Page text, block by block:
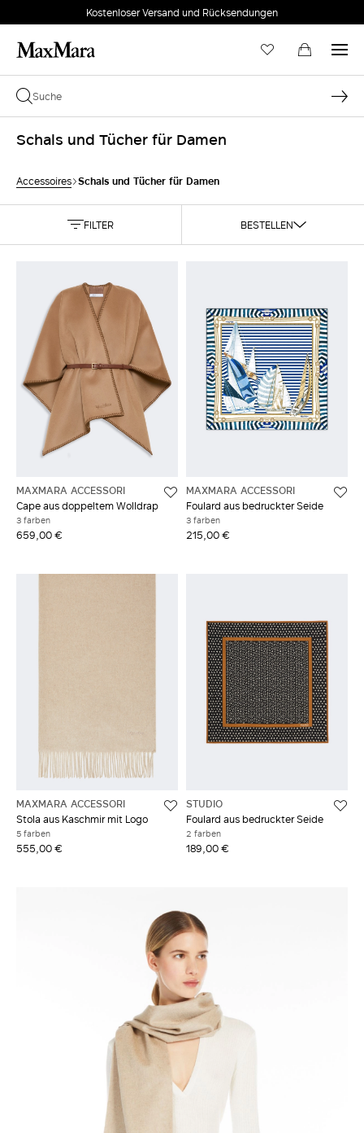
Kostenloser Versand und Rücksendungen
Schals und Tücher für Damen
Accessoires Schals und Tücher für Damen
FILTER BESTELLEN
MAXMARA ACCESSORI
Cape aus doppeltem Wolldrap
3 farben
659,00 €
MAXMARA ACCESSORI
Foulard aus bedruckter Seide
3 farben
215,00 €
MAXMARA ACCESSORI
Stola aus Kaschmir mit Logo
5 farben
555,00 €
STUDIO
Foulard aus bedruckter Seide
2 farben
189,00 €